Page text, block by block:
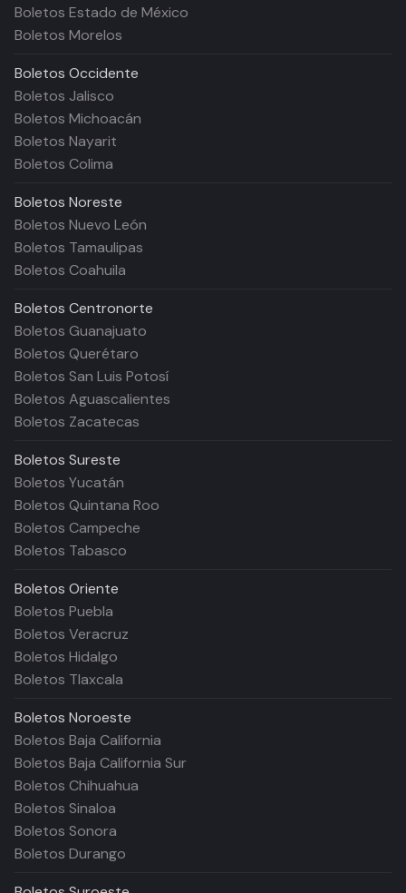
Boletos Estado de México
Boletos Morelos
Boletos Occidente
Boletos Jalisco
Boletos Michoacán
Boletos Nayarit
Boletos Colima
Boletos Noreste
Boletos Nuevo León
Boletos Tamaulipas
Boletos Coahuila
Boletos Centronorte
Boletos Guanajuato
Boletos Querétaro
Boletos San Luis Potosí
Boletos Aguascalientes
Boletos Zacatecas
Boletos Sureste
Boletos Yucatán
Boletos Quintana Roo
Boletos Campeche
Boletos Tabasco
Boletos Oriente
Boletos Puebla
Boletos Veracruz
Boletos Hidalgo
Boletos Tlaxcala
Boletos Noroeste
Boletos Baja California
Boletos Baja California Sur
Boletos Chihuahua
Boletos Sinaloa
Boletos Sonora
Boletos Durango